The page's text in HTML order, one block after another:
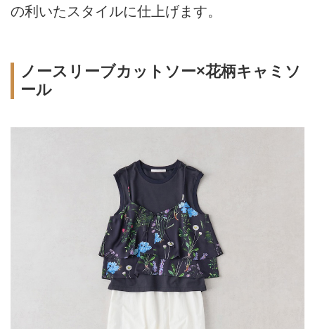
の利いたスタイルに仕上げます。
ノースリーブカットソー×花柄キャミソ
ール